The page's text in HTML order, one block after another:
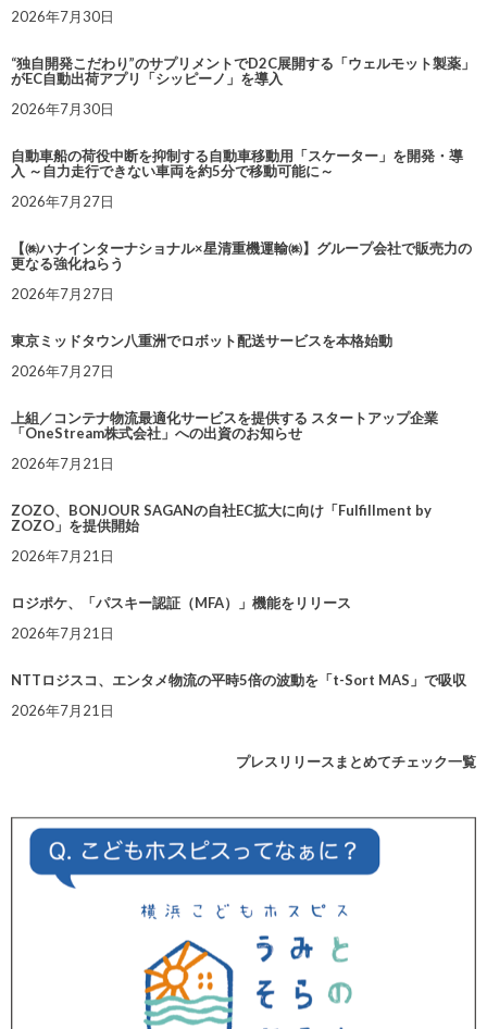
2026年7月30日
“独自開発こだわり”のサプリメントでD2C展開する「ウェルモット製薬」
がEC自動出荷アプリ「シッピーノ」を導入
2026年7月30日
自動車船の荷役中断を抑制する自動車移動用「スケーター」を開発・導
入 ～自力走行できない車両を約5分で移動可能に～
2026年7月27日
【㈱ハナインターナショナル×星清重機運輸㈱】グループ会社で販売力の
更なる強化ねらう
2026年7月27日
東京ミッドタウン八重洲でロボット配送サービスを本格始動
2026年7月27日
上組／コンテナ物流最適化サービスを提供する スタートアップ企業
「OneStream株式会社」への出資のお知らせ
2026年7月21日
ZOZO、BONJOUR SAGANの自社EC拡大に向け「Fulfillment by
ZOZO」を提供開始
2026年7月21日
ロジポケ、「パスキー認証（MFA）」機能をリリース
2026年7月21日
NTTロジスコ、エンタメ物流の平時5倍の波動を「t-Sort MAS」で吸収
2026年7月21日
プレスリリースまとめてチェック一覧